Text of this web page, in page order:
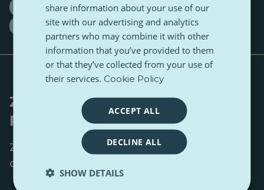
Oslava rozmanitosti
Rozmanitosť a inklúzia
Spájanie bodiek
Technológia Všeobecné
Zostaňte v obraze. Cítite
Pulse.
Získajte najnovšie príbehy, poznatky a
debaty z EÚ — priamo do vašej schránky.
share information about your use of our
site with our advertising and analytics
partners who may combine it with other
information that you’ve provided to them
or that they’ve collected from your use of
their services. Cookie Policy
ACCEPT ALL
DECLINE ALL
SHOW DETAILS